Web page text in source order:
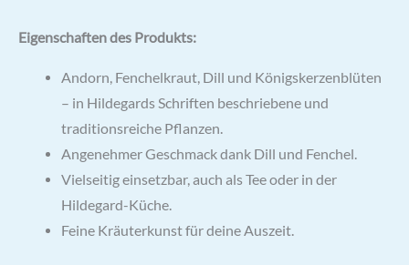
Eigenschaften des Produkts:
Andorn, Fenchelkraut, Dill und Königskerzenblüten
– in Hildegards Schriften beschriebene und
traditionsreiche Pflanzen.
Angenehmer Geschmack dank Dill und Fenchel.
Vielseitig einsetzbar, auch als Tee oder in der
Hildegard-Küche.
Feine Kräuterkunst für deine Auszeit.